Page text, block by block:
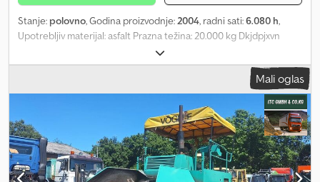
Stanje: polovno, Godina proizvodnje:2004, radni sati:6.080 h,
Upotrebljiv materijal: asfalt Prazna težina: 20.000 kg Dkjdpjxvn
Dmjfx Ahyer Radna širina: 600 cm Za više informacija obratite se
J.A.J. Jansenu.
Mali oglas